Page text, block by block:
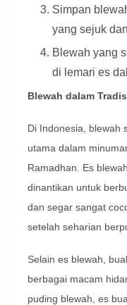
Simpan
yang sejuk
Blewah yang
di lemari es
Blewah dalam
Di Indonesia, blewah
utama dalam
Ramadhan. Es
dinantikan untuk
dan segar sangat
setelah seharian
Selain es blewah,
berbagai macam
puding blewah, es